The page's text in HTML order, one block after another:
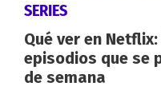
SERIES
Qué ver en
episodios que se
de semana